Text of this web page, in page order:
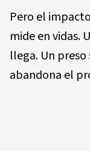
Pero el
mide en vidas.
llega. Un
abandona el